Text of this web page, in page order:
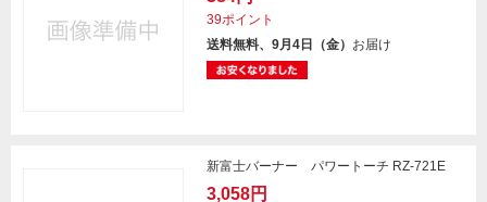
39ポイント
送料無料、9月4日（金） お届け
新富士バーナー パワートーチ RZ-721E
3,058円